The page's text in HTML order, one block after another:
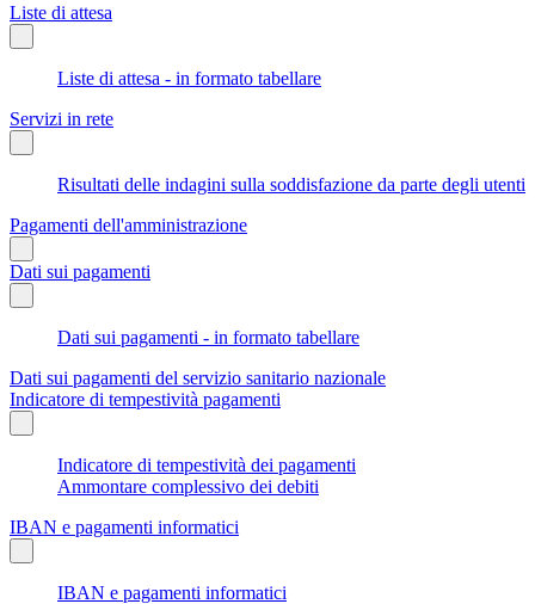
Liste di attesa
Liste di attesa - in formato tabellare
Servizi in rete
Risultati delle indagini sulla soddisfazione da parte degli utenti
Pagamenti dell'amministrazione
Dati sui pagamenti
Dati sui pagamenti - in formato tabellare
Dati sui pagamenti del servizio sanitario nazionale
Indicatore di tempestività pagamenti
Indicatore di tempestività dei pagamenti
Ammontare complessivo dei debiti
IBAN e pagamenti informatici
IBAN e pagamenti informatici